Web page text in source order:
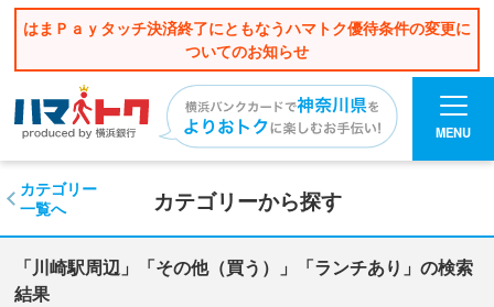
はまＰａｙタッチ決済終了にともなうハマトク優待条件の変更に
ついてのお知らせ
MENU
カテゴリーから探す
カテゴリー
一覧へ
「川崎駅周辺」「その他（買う）」「ランチあり」の検索
結果